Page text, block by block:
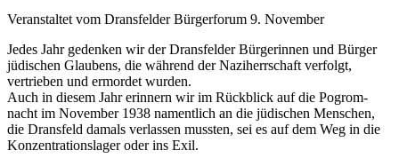
Veranstaltet vom Drans­felder Bürger­­forum 9. November
Jedes Jahr gedenken wir der Drans­felder Bürgerinnen und Bürger
jüdischen Glaubens, die während der Nazi­herrschaft verfolgt,
vertrieben und ermordet wurden.
Auch in diesem Jahr erinnern wir im Rück­blick auf die Pogrom­
nacht im November 1938 namentlich an die jüdischen Menschen,
die Drans­feld damals verlassen mussten, sei es auf dem Weg in die
Konzentrations­lager oder ins Exil.